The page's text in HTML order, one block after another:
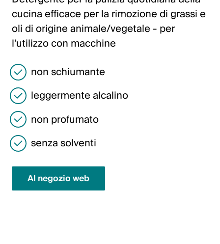
Italiano
English
Deutsch
English
Germania
Deutsch
English
Svezia
cucina efficace per la rimozione di grassi e
oli di origine animale/vegetale - per
l'utilizzo con macchine
non schiumante
leggermente alcalino
non profumato
senza solventi
Al negozio web